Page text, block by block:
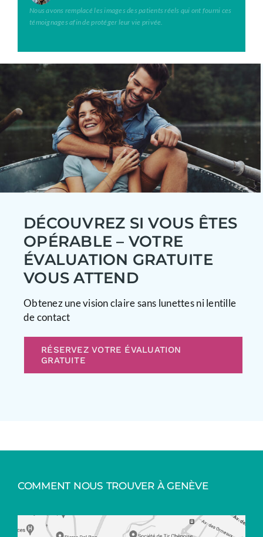
Nous avons remplacé les images des patients réels qui ont fourni ces
témoignages afin de protéger leur vie privée.
DÉCOUVREZ SI VOUS ÊTES
OPÉRABLE – VOTRE
ÉVALUATION GRATUITE
VOUS ATTEND
Obtenez une vision claire sans lunettes ni lentille
de contact
RÉSERVEZ VOTRE ÉVALUATION
GRATUITE
COMMENT NOUS TROUVER À GENÈVE